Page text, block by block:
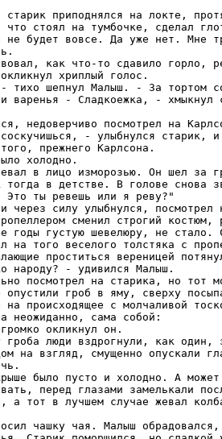
старик приподнялся на локте,
что стоял на тумбочке, сделал
не будет вовсе. Да уже нет. Мне
как что-то сдавило горло,
хриплый голос.
тихо шепнул Малыш. - За тортом
варенья - Сладкоежка, -
недоверчиво посмотрел на
- улыбнулся старик,
прежнего Карлсона.
холодно.
в лицо изморозью. Он шел за
тогда в детстве. В голове снова
ты ревешь или я реву?"
через силу улыбнулся, посмотрел
сменил строгий костюм,
годы густую шевелюру, не стало.
на того веселого толстяка с
проститься вереницей
народу? - удивился Малыш.
посмотрел на старика, но тот
опустили гроб в яму, сверху
на происходящее с молчаливой
неожиданно, сама собой:
окликнул он.
гроба люди вздрогнули, как один,
на взгляд, смущенно опускали
было пусто и холодно. А
перед глазами замелькали
а тот в лучшем случае жевал
чашку чая. Малыш